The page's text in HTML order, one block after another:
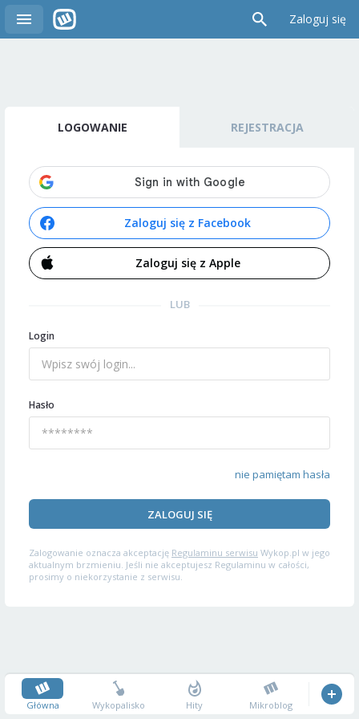
Zaloguj się
LOGOWANIE REJESTRACJA
Zaloguj się z Facebook
Zaloguj się z Apple
LUB
Login
Hasło
nie pamiętam hasła
ZALOGUJ SIĘ
Zalogowanie oznacza akceptację Regulaminu serwisu Wykop.pl w jego
aktualnym brzmieniu. Jeśli nie akceptujesz Regulaminu w całości,
prosimy o niekorzystanie z serwisu.
Główna Wykopalisko Hity Mikroblog